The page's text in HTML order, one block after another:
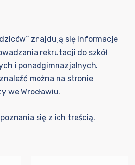
znajdują się informacje
rekrutacji do szkół
i ponadgimnazjalnych.
można na stronie
we Wrocławiu.
się z ich treścią.